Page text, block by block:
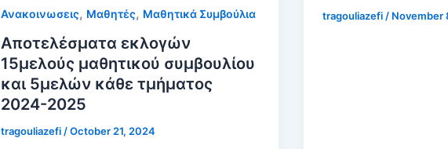
Ανακοινωσεις, Μαθητές, Μαθητικά Συμβούλια
Αποτελέσματα εκλογών
15μελούς μαθητικού συμβουλίου
και 5μελών κάθε τμήματος
2024-2025
tragouliazefi/October 21, 2024
tragouliazefi/ November